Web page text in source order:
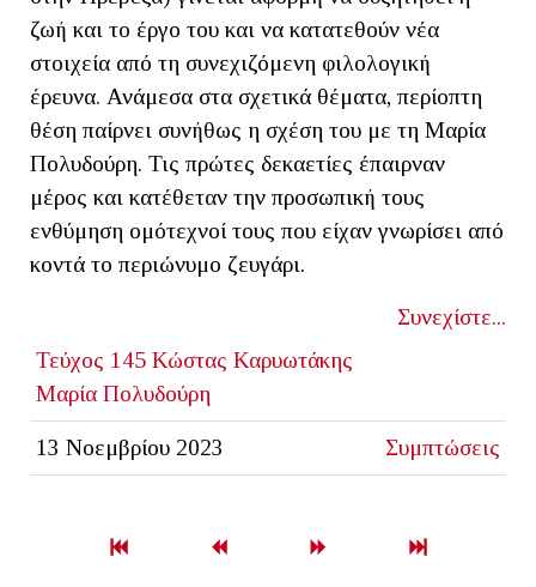
ζωή και το έργο του και να κατατεθούν νέα
στοιχεία από τη συνεχιζόμενη φιλολογική
έρευνα. Ανάμεσα στα σχετικά θέματα, περίοπτη
θέση παίρνει συνήθως η σχέση του με τη Μαρία
Πολυδούρη. Τις πρώτες δεκαετίες έπαιρναν
μέρος και κατέθεταν την προσωπική τους
ενθύμηση ομότεχνοί τους που είχαν γνωρίσει από
κοντά το περιώνυμο ζευγάρι.
Συνεχίστε...
Τεύχος 145 Κώστας Καρυωτάκης
Μαρία Πολυδούρη
13 Νοεμβρίου 2023 Συμπτώσεις